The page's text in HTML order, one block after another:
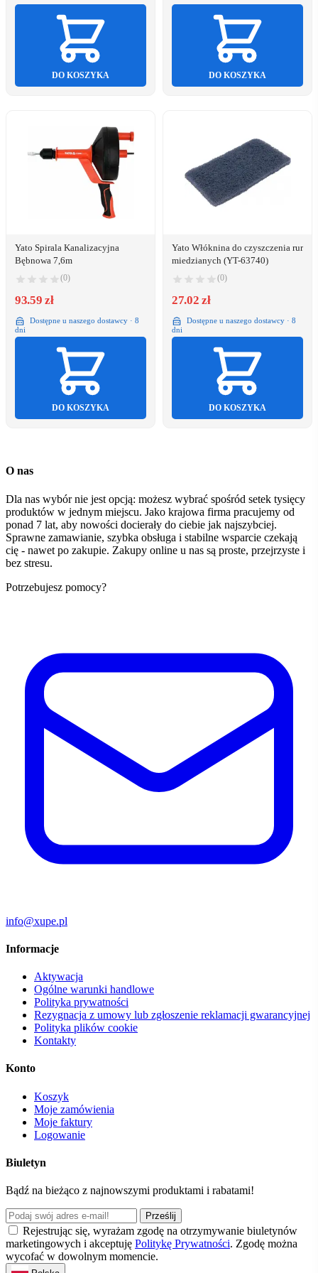
DO KOSZYKA DO KOSZYKA
Yato Spirala Kanalizacyjna
Bębnowa 7,6m
(0)
93.59 zł
Dostępne u naszego dostawcy · 8
dni
DO KOSZYKA
Yato Włóknina do czyszczenia rur
miedzianych (YT-63740)
(0)
27.02 zł
Dostępne u naszego dostawcy · 8
dni
DO KOSZYKA
O nas
Dla nas wybór nie jest opcją: możesz wybrać spośród setek tysięcy
produktów w jednym miejscu. Jako krajowa firma pracujemy od
ponad 7 lat, aby nowości docierały do ciebie jak najszybciej.
Sprawne zamawianie, szybka obsługa i stabilne wsparcie czekają
cię - nawet po zakupie. Zakupy online u nas są proste, przejrzyste i
bez stresu.
Potrzebujesz pomocy?
info@xupe.pl
Informacje
Aktywacja
Ogólne warunki handlowe
Polityka prywatności
Rezygnacja z umowy lub zgłoszenie reklamacji gwarancyjnej
Polityka plików cookie
Kontakty
Konto
Koszyk
Moje zamówienia
Moje faktury
Logowanie
Biuletyn
Bądź na bieżąco z najnowszymi produktami i rabatami!
Prześlij
Rejestrując się, wyrażam zgodę na otrzymywanie biuletynów
marketingowych i akceptuję Politykę Prywatności. Zgodę można
wycofać w dowolnym momencie.